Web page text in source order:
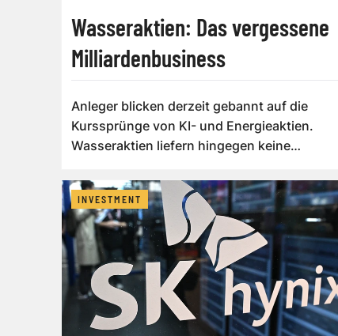
Wasseraktien: Das vergessene
Milliardenbusiness
Anleger blicken derzeit gebannt auf die
Kurssprünge von KI- und Energieaktien.
Wasseraktien liefern hingegen keine
INVESTMENT